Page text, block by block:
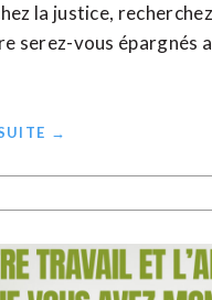
la justice,
serez-vous épargnés
→